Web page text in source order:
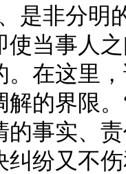
非分明
使当事人
。在这里
解的界限
的事实、
纷又不